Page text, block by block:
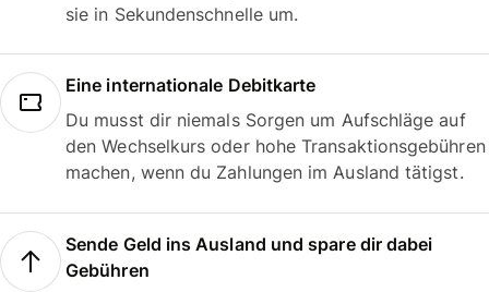
sie in Sekundenschnelle um.
Eine internationale Debitkarte
Du musst dir niemals Sorgen um Aufschläge auf
den Wechselkurs oder hohe Transaktionsgebühren
machen, wenn du Zahlungen im Ausland tätigst.
Sende Geld ins Ausland und spare dir dabei
Gebühren